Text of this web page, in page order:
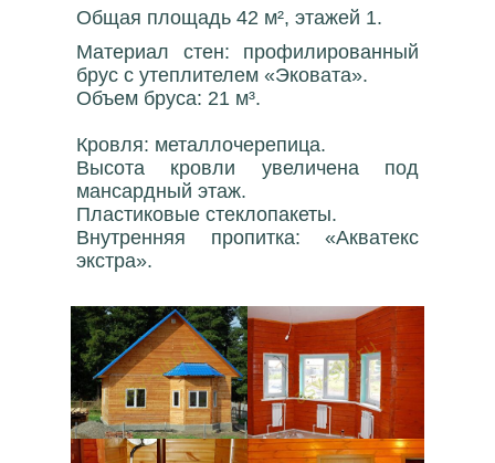
Общая площадь 42 м², этажей 1.
Материал стен: профилированный
брус с утеплителем «Эковата».
Объем бруса: 21 м³.
Кровля: металлочерепица.
Высота кровли увеличена под
мансардный этаж.
Пластиковые стеклопакеты.
Внутренняя пропитка: «Акватекс
экстра».